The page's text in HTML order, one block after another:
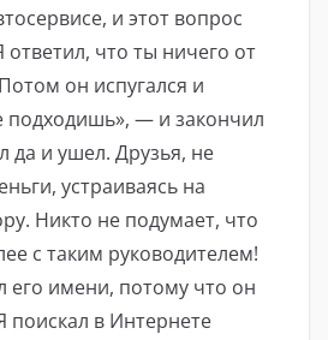
и этот вопрос
что ты ничего от
он испугался и
подходишь», — и закончил
да и ушел. Друзья, не
устраиваясь на
Никто не подумает, что
с таким руководителем!
его имени, потому что он
поискал в Интернете